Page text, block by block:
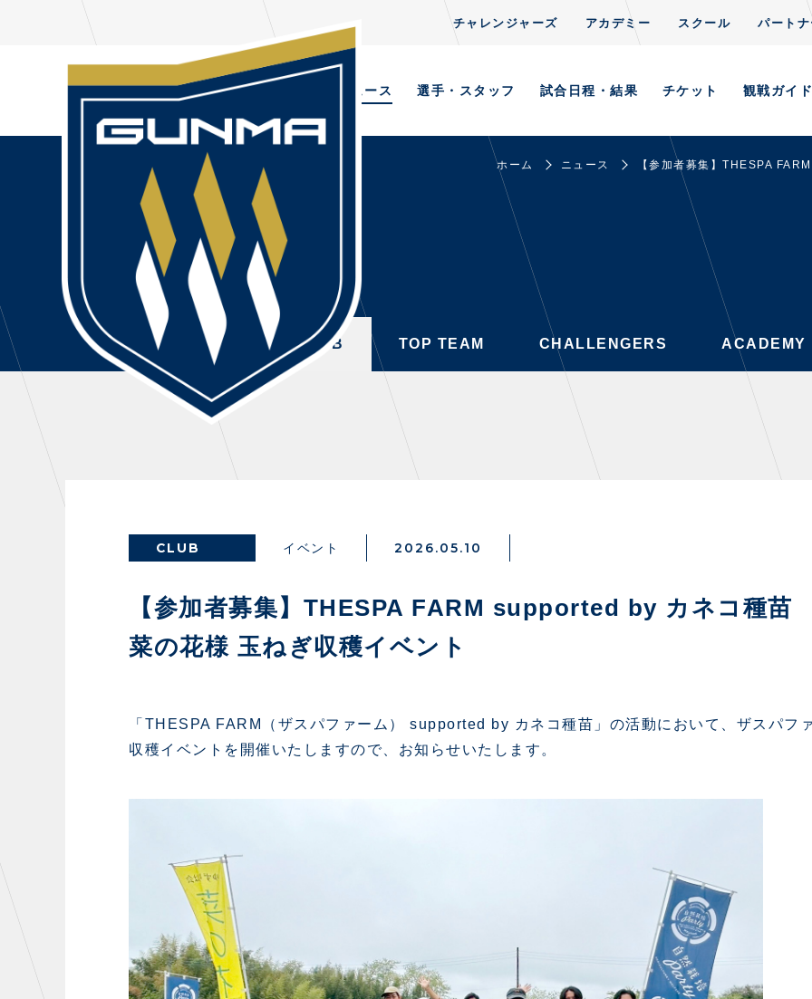
チャレンジャーズ アカデミー スクール パートナ
ニュース 選手・スタッフ 試合日程・結果 チケット 観戦ガイド
NEWS
TOPICS
CLUB
TOP TEAM
CHALLENGERS
ACADEMY
PLAYERS / STAFFS
・練習場ごとの注意事項
・練習場マップ
GAMES
試合日程・結果
ホームイベント情報
GUIDE
スタジアムアクセス
スタジアムグルメ
ホームイベント情報
運営サポートスタッフ募集
設営撤収応援隊募集
インデックス
ザスパタイムズ
PARTNERS
応援ベンダー設置のお願い
CHALLENGERS ACADEMY SCHOOL
ホーム ニュース 【参加者募集】THESPA
ニュース NEWS
ALL TOPICS CLUB TOP TEAM CHALLENGERS ACADEMY
CLUB TOP TEAM CHALLENGERS ACADEMY
CLUB イベント 2026.05.10
【参加者募集】THESPA FARM supported by カネコ種苗
菜の花様 玉ねぎ収穫イベント
「THESPA FARM（ザスパファーム） supported by カネコ種苗」の活動において、ザスパフ
収穫イベントを開催いたしますので、お知らせいたします。